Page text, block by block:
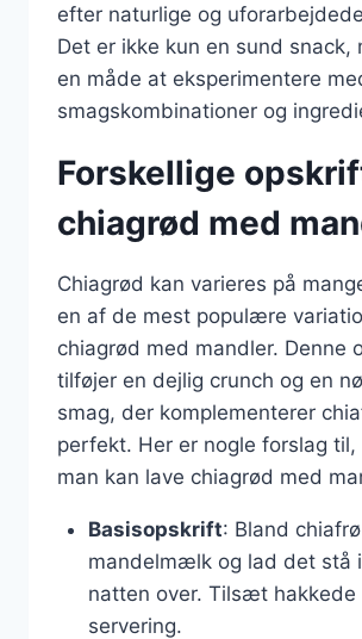
efter naturlige og
Det er ikke kun en sund snack,
en måde at eksperimentere
smagskombinationer og
Forskellige
chiagrød med
Chiagrød kan varieres på
en af de mest populære
chiagrød med mandler. Denne
tilføjer en dejlig crunch og en
smag, der komplementerer
perfekt. Her er nogle forslag til,
man kan lave chiagrød med
Basisopskrift: Bland
mandelmælk og lad det stå
natten over. Tilsæt hakkede
servering.